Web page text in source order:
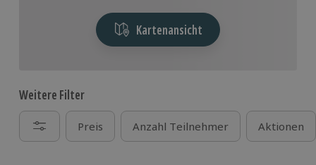
Kartenansicht
Weitere Filter
Preis Anzahl Teilnehmer Aktionen